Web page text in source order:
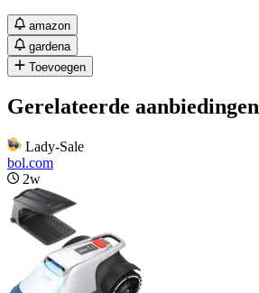
amazon
gardena
Toevoegen
Gerelateerde aanbiedingen
Lady-Sale
bol.com
2w